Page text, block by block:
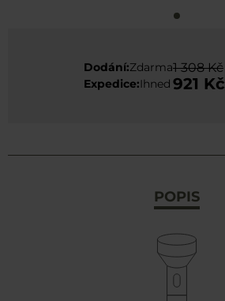
Dodání:Zdarma
Expedice:Ihned
1 308 Kč
921 Kč
POPIS